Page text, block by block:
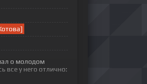
о молодом
все у него отлично: